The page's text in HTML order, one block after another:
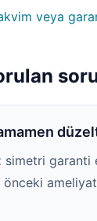
veya
garanti
önceki